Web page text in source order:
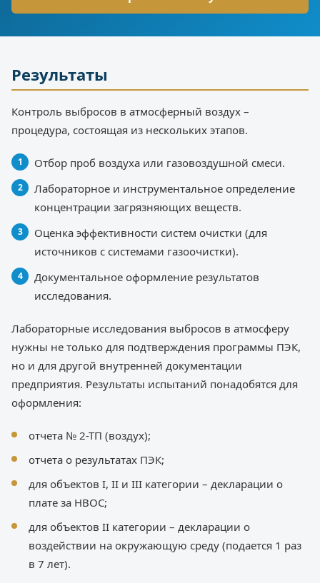
Результаты
Контроль выбросов в атмосферный воздух –
процедура, состоящая из нескольких этапов.
Отбор проб воздуха или газовоздушной смеси.
Лабораторное и инструментальное определение
концентрации загрязняющих веществ.
Оценка эффективности систем очистки (для
источников с системами газоочистки).
Документальное оформление результатов
исследования.
Лабораторные исследования выбросов в атмосферу
нужны не только для подтверждения программы ПЭК,
но и для другой внутренней документации
предприятия. Результаты испытаний понадобятся для
оформления:
отчета № 2-ТП (воздух);
отчета о результатах ПЭК;
для объектов I, II и III категории – декларации о
плате за НВОС;
для объектов II категории – декларации о
воздействии на окружающую среду (подается 1 раз
в 7 лет).